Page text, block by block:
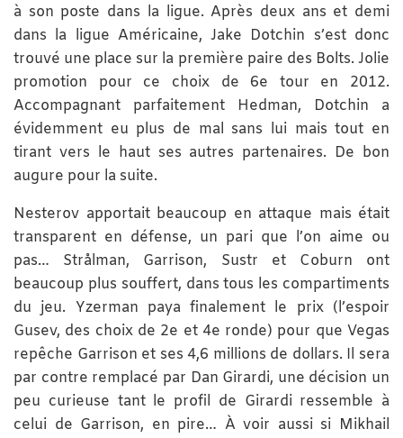
à son poste dans la ligue. Après deux ans et demi
dans la ligue Américaine, Jake Dotchin s’est donc
trouvé une place sur la première paire des Bolts. Jolie
promotion pour ce choix de 6e tour en 2012.
Accompagnant parfaitement Hedman, Dotchin a
évidemment eu plus de mal sans lui mais tout en
tirant vers le haut ses autres partenaires. De bon
augure pour la suite.
Nesterov apportait beaucoup en attaque mais était
transparent en défense, un pari que l’on aime ou
pas… Strålman, Garrison, Sustr et Coburn ont
beaucoup plus souffert, dans tous les compartiments
du jeu. Yzerman paya finalement le prix (l’espoir
Gusev, des choix de 2e et 4e ronde) pour que Vegas
repêche Garrison et ses 4,6 millions de dollars. Il sera
par contre remplacé par Dan Girardi, une décision un
peu curieuse tant le profil de Girardi ressemble à
celui de Garrison, en pire… À voir aussi si Mikhail